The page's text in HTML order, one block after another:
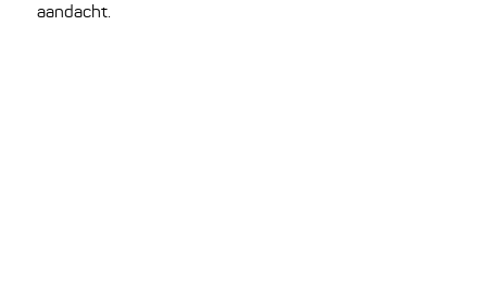
aandacht.